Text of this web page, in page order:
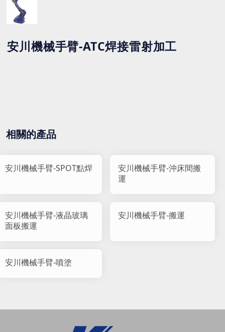
安川機械手臂-ATC焊接雷射加工
相關的產品
安川機械手臂-SPOT點焊
安川機械手臂-沖床間搬
運
安川機械手臂-液晶玻璃
面板搬運
安川機械手臂-搬運
安川機械手臂-噴塗